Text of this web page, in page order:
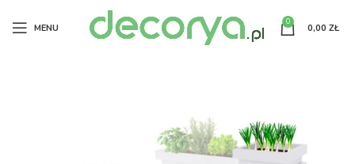
MENU
0
0,00 ZŁ